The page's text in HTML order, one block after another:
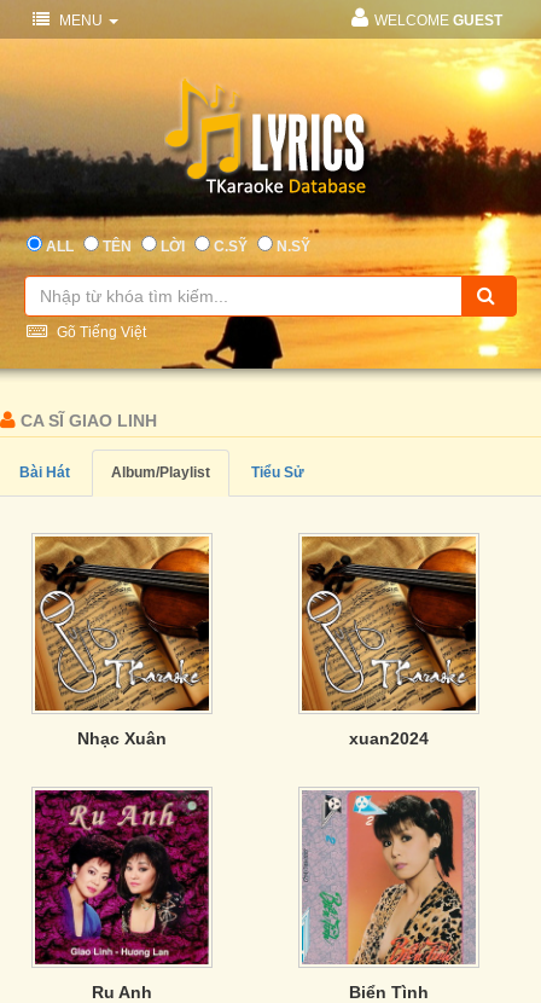
MENU WELCOME GUEST
ALL TÊN LỜI C.SỸ N.SỸ
Gõ Tiếng Việt
CA SĨ GIAO LINH
Bài Hát Album/Playlist Tiểu Sử
Nhạc Xuân xuan2024
Ru Anh Biển Tình